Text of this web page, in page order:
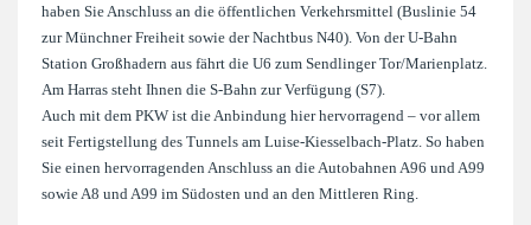
haben Sie Anschluss an die öffentlichen Verkehrsmittel (Buslinie 54
zur Münchner Freiheit sowie der Nachtbus N40). Von der U-Bahn
Station Großhadern aus fährt die U6 zum Sendlinger Tor/Marienplatz.
Am Harras steht Ihnen die S-Bahn zur Verfügung (S7).
Auch mit dem PKW ist die Anbindung hier hervorragend – vor allem
seit Fertigstellung des Tunnels am Luise-Kiesselbach-Platz. So haben
Sie einen hervorragenden Anschluss an die Autobahnen A96 und A99
sowie A8 und A99 im Südosten und an den Mittleren Ring.